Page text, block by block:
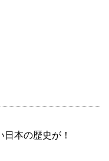
本の歴史が！